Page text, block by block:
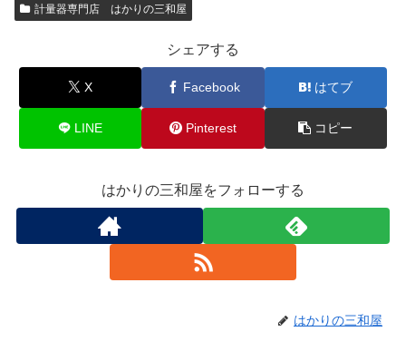
計量器専門店 はかりの三和屋
シェアする
X Facebook はてブ
LINE Pinterest コピー
はかりの三和屋をフォローする
はかりの三和屋